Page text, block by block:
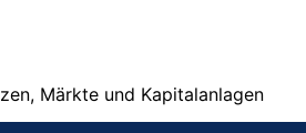
Märkte und Kapitalanlagen